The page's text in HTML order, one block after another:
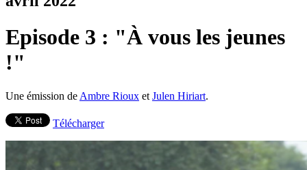
Episode 3 : "À vous les jeunes
!"
Une émission de Ambre Rioux et Julen Hiriart.
Télécharger